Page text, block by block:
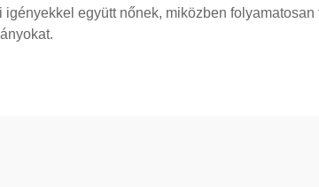
együtt nőnek, miközben